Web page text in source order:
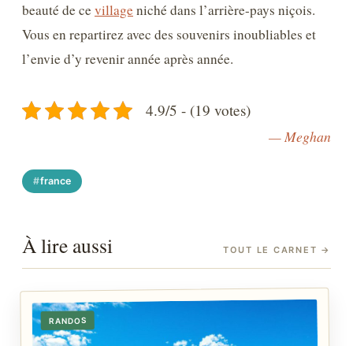
beauté de ce village niché dans l’arrière-pays niçois.
Vous en repartirez avec des souvenirs inoubliables et
l’envie d’y revenir année après année.
4.9/5 - (19 votes)
— Meghan
france
À lire aussi TOUT LE CARNET →
RANDOS